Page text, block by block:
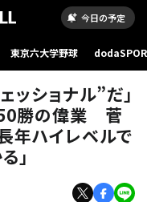
今日の予定
東京六大学野球
ッショナル”だ」
勝の偉業 菅
年ハイレベルで
」